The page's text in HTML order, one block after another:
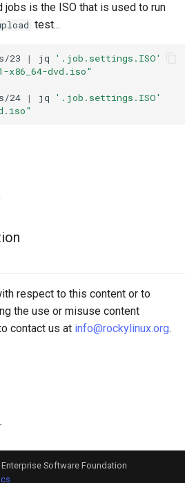
is the ISO that is used to run
test...
23 | jq
'.job.settings.ISO'
x86_64-dvd.iso"
24 | jq
'.job.settings.ISO'
respect to this content or to
the use or misuse content
contact us at info@rockylinux.org.
Software Foundation